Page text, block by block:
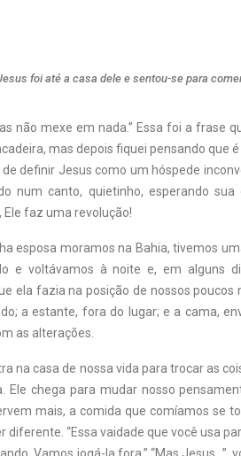
foi até a casa dele e sentou-se para
não mexe em nada.” Essa foi a frase
mas depois fiquei pensando que
definir Jesus como um hóspede
num canto, quietinho, esperando sua
Ele faz uma revolução!
esposa moramos na Bahia, tivemos
e voltávamos à noite e, em alguns
ela fazia na posição de nossos poucos
a estante, fora do lugar; e a cama,
as alterações.
na casa de nossa vida para trocar as
Ele chega para mudar nosso
mais, a comida que comíamos se
diferente. “Essa vaidade que você usa